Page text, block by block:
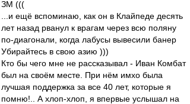
ЗМ (((
...и ещё вспоминаю, как он в Клайпеде десять
лет назад рванул к врагам через всю поляну
по-диагонали, когда лабусы вывесили банер
Убирайтесь в свою азию )))
Кто бы чего мне не рассказывал - Иван Комбат
был на своём месте. При нём имхо была
лучшая поддержка за все 40 лет, которые я
помню!.. А хлоп-хлоп, я впервые услышал на